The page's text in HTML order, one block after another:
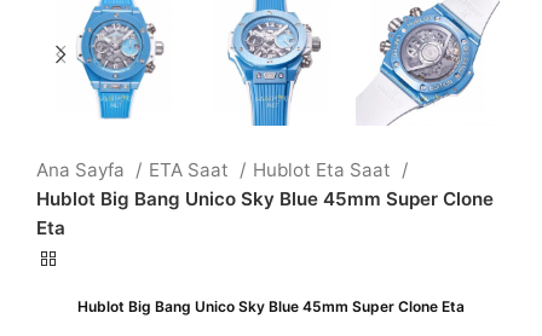
Ana Sayfa ETA Saat
Hublot Eta Saat
Hublot Big Bang Unico Sky Blue 45mm Super Clone
Eta
Hublot Big Bang Unico Sky Blue 45mm Super Clone Eta